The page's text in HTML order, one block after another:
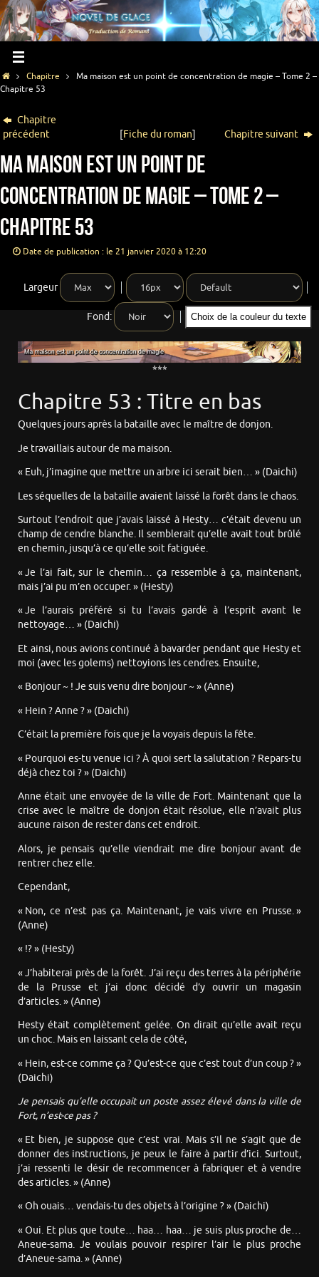
Chapitre
Ma maison est un point de concentration de magie – Tome 2 –
Chapitre 53
Chapitre
précédent
[Fiche du roman] Chapitre suivant
Ma maison est un point de
concentration de magie – Tome 2 –
Chapitre 53
Date de publication : le 21 janvier 2020 à 12:20
Largeur
Fond: Choix de la couleur du texte
***
Chapitre 53 : Titre en bas
Quelques jours après la bataille avec le maître de donjon.
Je travaillais autour de ma maison.
« Euh, j’imagine que mettre un arbre ici serait bien… » (Daichi)
Les séquelles de la bataille avaient laissé la forêt dans le chaos.
Surtout l’endroit que j’avais laissé à Hesty… c’était devenu un
champ de cendre blanche. Il semblerait qu’elle avait tout brûlé
en chemin, jusqu’à ce qu’elle soit fatiguée.
« Je l’ai fait, sur le chemin… ça ressemble à ça, maintenant,
mais j’ai pu m’en occuper. » (Hesty)
« Je l’aurais préféré si tu l’avais gardé à l’esprit avant le
nettoyage… » (Daichi)
Et ainsi, nous avions continué à bavarder pendant que Hesty et
moi (avec les golems) nettoyions les cendres. Ensuite,
« Bonjour ~ ! Je suis venu dire bonjour ~ » (Anne)
« Hein ? Anne ? » (Daichi)
C’était la première fois que je la voyais depuis la fête.
« Pourquoi es-tu venue ici ? À quoi sert la salutation ? Repars-tu
déjà chez toi ? » (Daichi)
Anne était une envoyée de la ville de Fort. Maintenant que la
crise avec le maître de donjon était résolue, elle n’avait plus
aucune raison de rester dans cet endroit.
Alors, je pensais qu’elle viendrait me dire bonjour avant de
rentrer chez elle.
Cependant,
« Non, ce n’est pas ça. Maintenant, je vais vivre en Prusse. »
(Anne)
« !? » (Hesty)
« J’habiterai près de la forêt. J’ai reçu des terres à la périphérie
de la Prusse et j’ai donc décidé d’y ouvrir un magasin
d’articles. » (Anne)
Hesty était complètement gelée. On dirait qu’elle avait reçu
un choc. Mais en laissant cela de côté,
« Hein, est-ce comme ça ? Qu’est-ce que c’est tout d’un coup ? »
(Daichi)
Je pensais qu’elle occupait un poste assez élevé dans la ville de
Fort, n’est-ce pas ?
« Et bien, je suppose que c’est vrai. Mais s’il ne s’agit que de
donner des instructions, je peux le faire à partir d’ici. Surtout,
j’ai ressenti le désir de recommencer à fabriquer et à vendre
des articles. » (Anne)
« Oh ouais… vendais-tu des objets à l’origine ? » (Daichi)
« Oui. Et plus que toute… haa… haa… je suis plus proche de…
Aneue-sama. Je voulais pouvoir respirer l’air le plus proche
d’Aneue-sama. » (Anne)